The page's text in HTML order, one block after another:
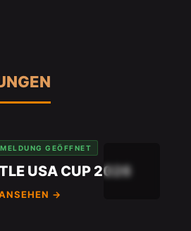
GEÖFFNET
USA CUP 2026
→